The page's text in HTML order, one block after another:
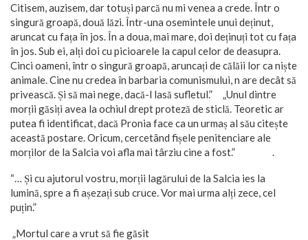
Citisem, auzisem, dar totuși parcă nu mi venea a crede. Într o
singură groapă, două lăzi. Într-una osemintele unui deținut,
aruncat cu fața în jos. În a doua, mai mare, doi deținuți tot cu fața
în jos. Sub ei, alți doi cu picioarele la capul celor de deasupra.
Cinci oameni, într o singură groapă, aruncați de călăii lor ca niște
animale. Cine nu credea în barbaria comunismului, n are decât să
privească. Și să mai nege, dacă-l lasă sufletul.” „Unul dintre
morții găsiți avea la ochiul drept proteză de sticlă. Teoretic ar
putea fi identificat, dacă Pronia face ca un urmaș al său citește
această postare. Oricum, cercetând fișele penitenciare ale
morților de la Salcia voi afla mai târziu cine a fost.” .
“… Și cu ajutorul vostru, morții lagărului de la Salcia ies la
lumină, spre a fi așezați sub cruce. Vor mai urma alți zece, cel
puțin.”
„Mortul care a vrut să fie găsit